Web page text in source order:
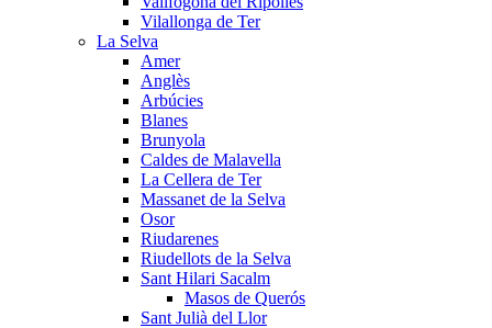
Vilallonga de Ter
La Selva
Amer
Anglès
Arbúcies
Blanes
Brunyola
Caldes de Malavella
La Cellera de Ter
Massanet de la Selva
Osor
Riudarenes
Riudellots de la Selva
Sant Hilari Sacalm
Masos de Querós
Sant Julià del Llor